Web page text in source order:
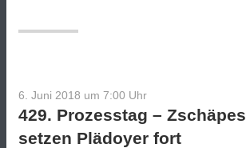
6. Juni 2018 um 7:00 Uhr
429. Prozesstag –
setzen Plädoyer fort